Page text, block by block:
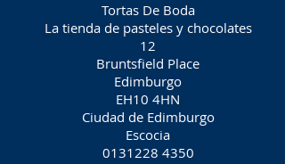
Tortas De Boda
La tienda de pasteles y chocolates
12
Bruntsfield Place
Edimburgo
EH10 4HN
Ciudad de Edimburgo
Escocia
0131228 4350